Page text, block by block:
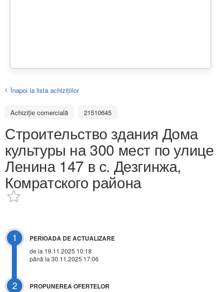
Înapoi la lista achiziţiilor
Achizițiе comercială 21510645
Строительство здания Дома
культуры на 300 мест по улице
Ленина 147 в с. Дезгинжа,
Комратского района
1 PERIOADA DE ACTUALIZARE
de la 19.11.2025 10:18
până la 30.11.2025 17:06
2 PROPUNEREA OFERTELOR